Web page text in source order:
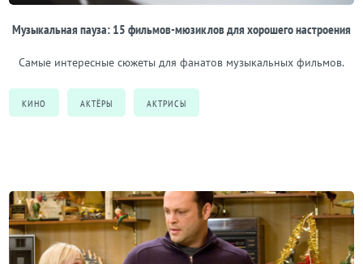
Музыкальная пауза: 15 фильмов-мюзиклов для хорошего настроения
Самые интересные сюжеты для фанатов музыкальных фильмов.
КИНО АКТЁРЫ АКТРИСЫ